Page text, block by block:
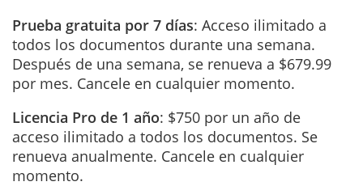
Prueba gratuita por 7 días: Acceso ilimitado a
todos los documentos durante una semana.
Después de una semana, se renueva a $679.99
por mes. Cancele en cualquier momento.
Licencia Pro de 1 año: $750 por un año de
acceso ilimitado a todos los documentos. Se
renueva anualmente. Cancele en cualquier
momento.